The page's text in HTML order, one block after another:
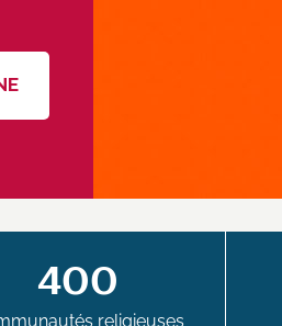
400
religieuses